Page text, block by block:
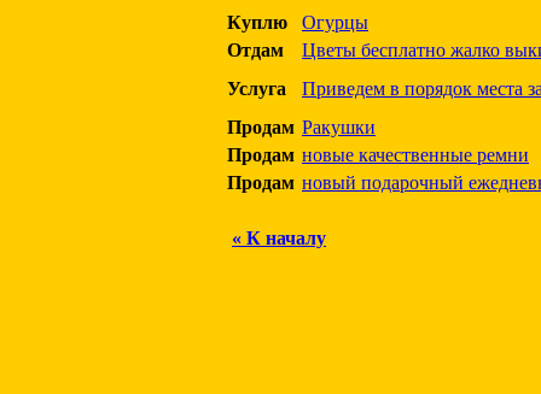
Куплю
Огурцы
Отдам
Цветы бесплатно жалко
Услуга
Приведем в порядок места
Продам Ракушки
Продам новые качественные ремни
Продам новый подарочный
« К началу